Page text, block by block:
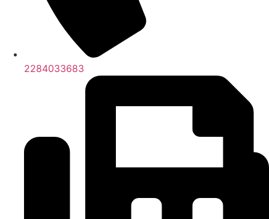
2284033683